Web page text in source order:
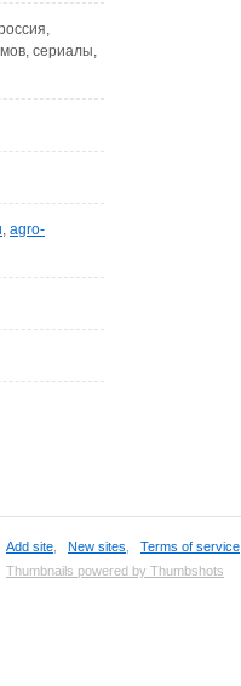
сериалы,
, agro-
Add site New sites Terms of service
Thumbnails powered by Thumbshots